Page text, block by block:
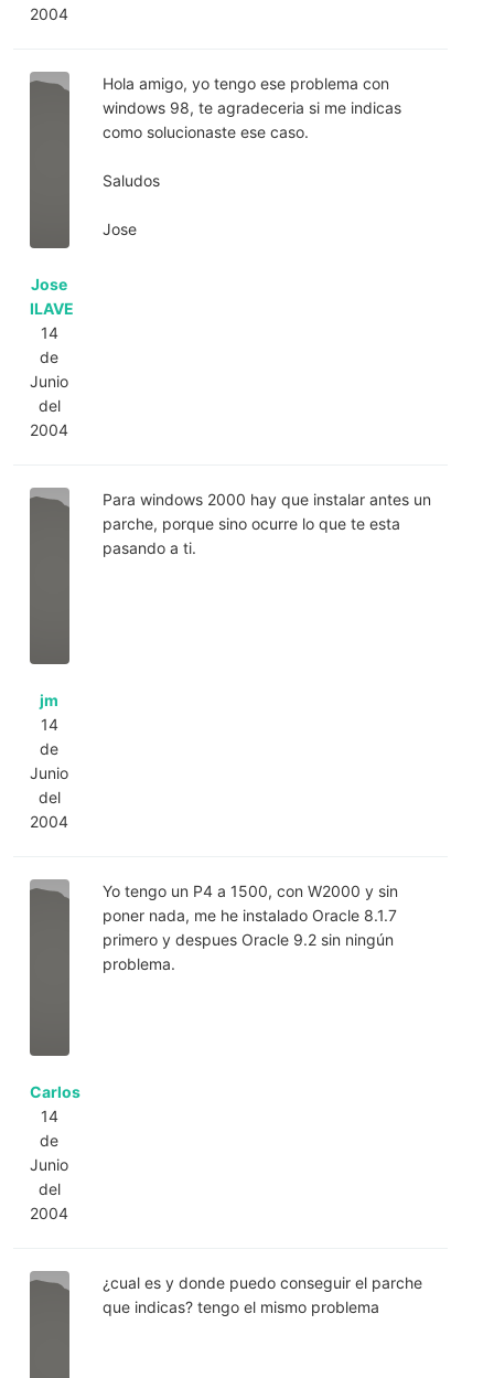
2004
Jose
ILAVE
14
de
Junio
del
2004
Hola amigo, yo tengo ese problema con
windows 98, te agradeceria si me indicas
como solucionaste ese caso.
Saludos
Jose
jm
14
de
Junio
del
2004
Para windows 2000 hay que instalar antes un
parche, porque sino ocurre lo que te esta
pasando a ti.
Carlos
14
de
Junio
del
2004
Yo tengo un P4 a 1500, con W2000 y sin
poner nada, me he instalado Oracle 8.1.7
primero y despues Oracle 9.2 sin ningún
problema.
¿cual es y donde puedo conseguir el parche
que indicas? tengo el mismo problema